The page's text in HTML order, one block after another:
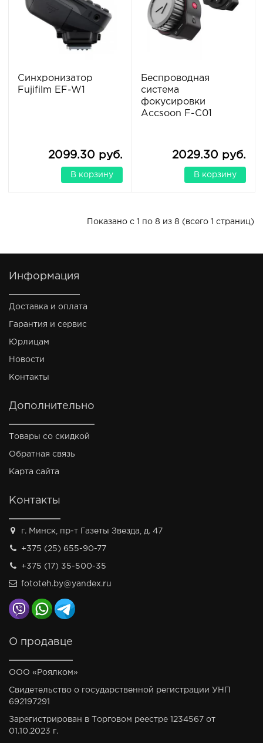
Синхронизатор
Fujifilm EF-W1
2099.30 руб.
В корзину
Беспроводная
система
фокусировки
Accsoon F-C01
2029.30 руб.
В корзину
Показано с 1 по 8 из 8 (всего 1 страниц)
Информация
Доставка и оплата
Гарантия и сервис
Юрлицам
Новости
Контакты
Дополнительно
Товары со скидкой
Обратная связь
Карта сайта
Контакты
г. Минск, пр-т Газеты Звезда, д. 47
+375 (25) 655-90-77
+375 (17) 35-500-35
fototeh.by@yandex.ru
О продавце
ООО «Роялком»
Свидетельство о государственной регистрации УНП
692197291
Зарегистрирован в Торговом реестре 1234567 от
01.10.2023 г.